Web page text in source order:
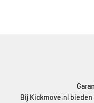
Bij Kickmove.nl bieden